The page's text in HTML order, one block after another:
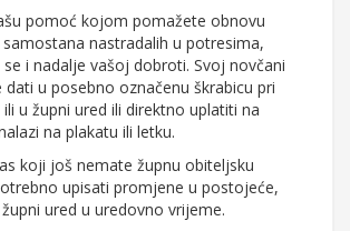
pomoć kojom pomažete obnovu
samostana nastradalih u potresima,
i nadalje vašoj dobroti. Svoj novčani
u posebno označenu škrabicu pri
ili u župni ured ili direktno uplatiti na
na plakatu ili letku.
koji još nemate župnu obiteljsku
upisati promjene u postojeće,
ured u uredovno vrijeme.